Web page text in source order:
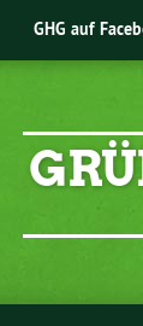
GHG auf